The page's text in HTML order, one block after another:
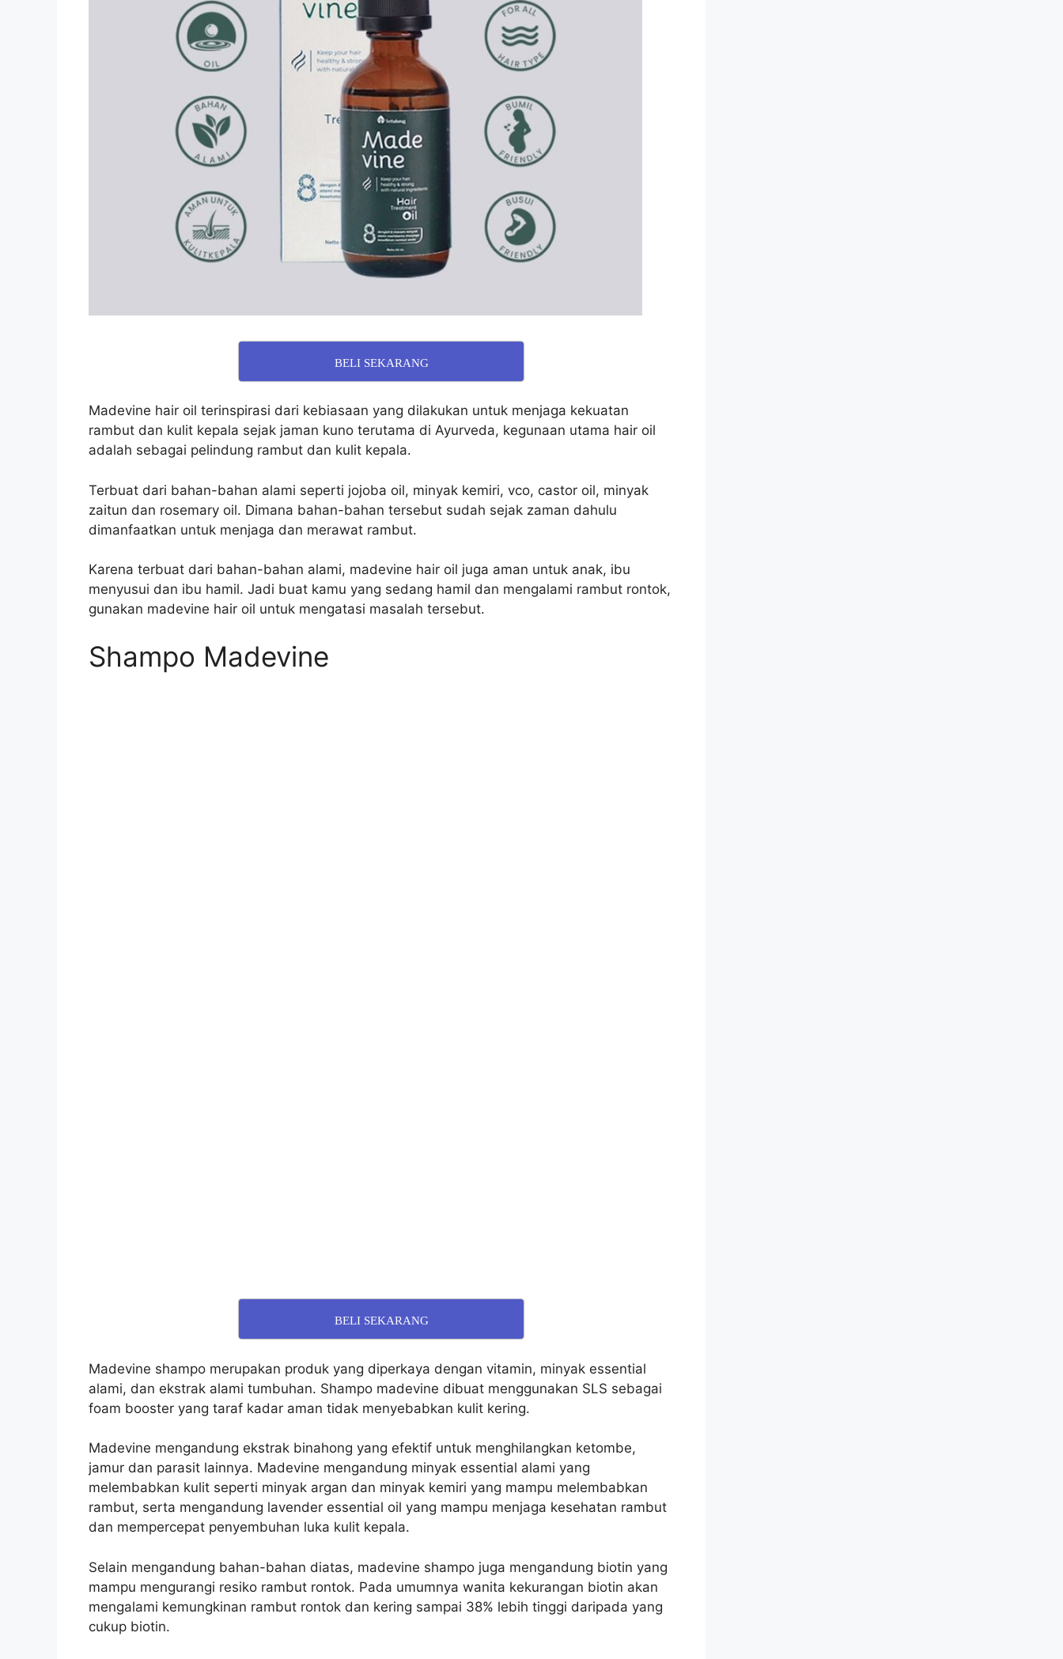
BELI SEKARANG
Madevine hair oil terinspirasi dari kebiasaan yang dilakukan untuk menjaga kekuatan
rambut dan kulit kepala sejak jaman kuno terutama di Ayurveda, kegunaan utama hair oil
adalah sebagai pelindung rambut dan kulit kepala.
Terbuat dari bahan-bahan alami seperti jojoba oil, minyak kemiri, vco, castor oil, minyak
zaitun dan rosemary oil. Dimana bahan-bahan tersebut sudah sejak zaman dahulu
dimanfaatkan untuk menjaga dan merawat rambut.
Karena terbuat dari bahan-bahan alami, madevine hair oil juga aman untuk anak, ibu
menyusui dan ibu hamil. Jadi buat kamu yang sedang hamil dan mengalami rambut rontok,
gunakan madevine hair oil untuk mengatasi masalah tersebut.
Shampo Madevine
BELI SEKARANG
Madevine shampo merupakan produk yang diperkaya dengan vitamin, minyak essential
alami, dan ekstrak alami tumbuhan. Shampo madevine dibuat menggunakan SLS sebagai
foam booster yang taraf kadar aman tidak menyebabkan kulit kering.
Madevine mengandung ekstrak binahong yang efektif untuk menghilangkan ketombe,
jamur dan parasit lainnya. Madevine mengandung minyak essential alami yang
melembabkan kulit seperti minyak argan dan minyak kemiri yang mampu melembabkan
rambut, serta mengandung lavender essential oil yang mampu menjaga kesehatan rambut
dan mempercepat penyembuhan luka kulit kepala.
Selain mengandung bahan-bahan diatas, madevine shampo juga mengandung biotin yang
mampu mengurangi resiko rambut rontok. Pada umumnya wanita kekurangan biotin akan
mengalami kemungkinan rambut rontok dan kering sampai 38% lebih tinggi daripada yang
cukup biotin.